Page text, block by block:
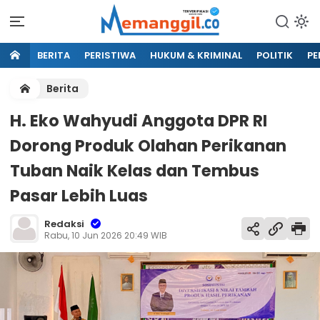
BERITA PERISTIWA HUKUM & KRIMINAL POLITIK
Berita
H. Eko Wahyudi Anggota DPR RI
Dorong Produk Olahan Perikanan
Tuban Naik Kelas dan Tembus
Pasar Lebih Luas
Redaksi
Rabu, 10 Jun 2026 20:49 WIB